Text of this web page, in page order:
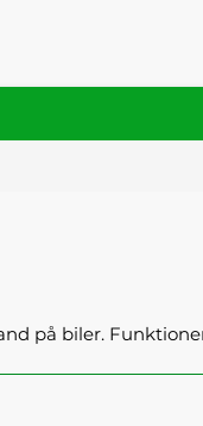
på biler.